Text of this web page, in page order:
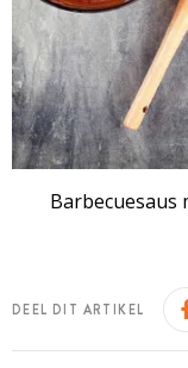
Barbecuesaus
DEEL DIT ARTIKEL